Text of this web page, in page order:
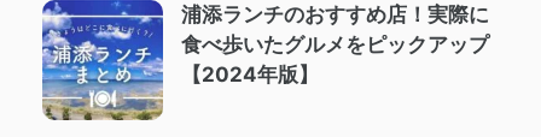
浦添ランチのおすすめ店！実際に
食べ歩いたグルメをピックアップ
【2024年版】